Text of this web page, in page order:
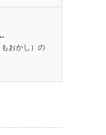
おかし）の